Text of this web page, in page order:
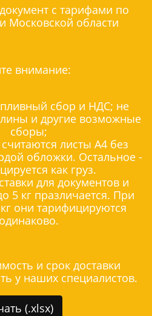
с тарифами по
Московской области
внимание:
сбор и НДС; не
и другие возможные
сборы;
листы А4 без
обложки. Остальное -
как груз.
для документов и
5 кг празличается. При
они тарифицируются
одинаково.
и срок доставки
у наших специалистов.
(.xlsx)